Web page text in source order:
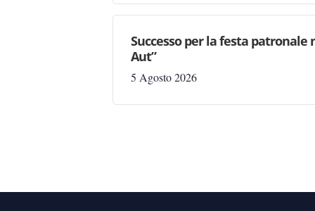
Successo per la festa
Aut”
5 Agosto 2026